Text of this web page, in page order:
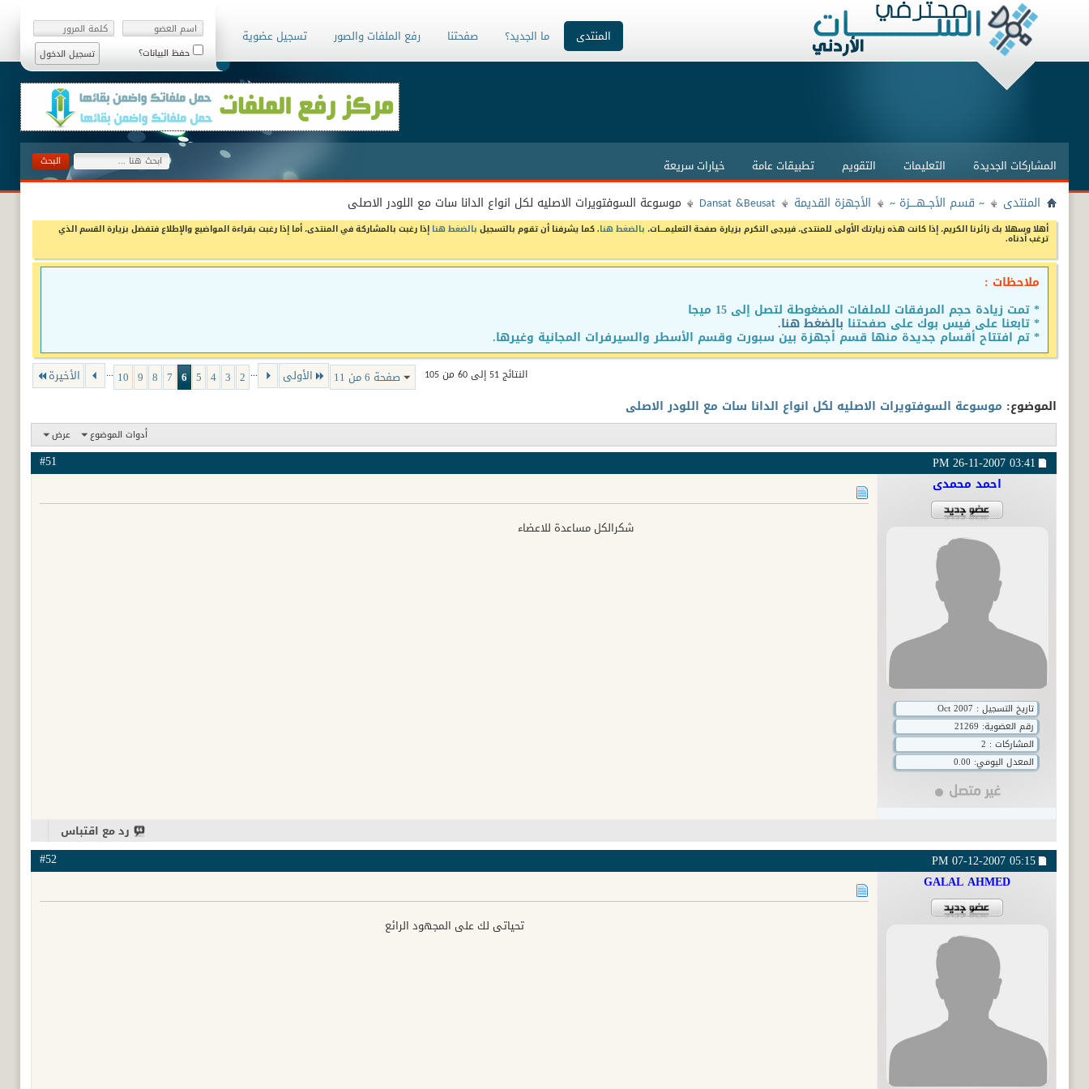
حفظ البيانات؟
المنتدى
المشاركات الجديدة التعليمات التقويم تطبيقات عامة خيارات سريعة
ما الجديد؟ صفحتنا رفع الملفات والصور تسجيل عضوية
المنتدى ~ قسم الأجــهــــزة ~ الأجهزة القديمة Dansat &Beusat موسوعة السوفتويرات الاصليه لكل انواع الدانا سات مع اللودر الاصلى
أهلا وسهلا بك زائرنا الكريم، إذا كانت هذه زيارتك الأولى للمنتدى، فيرجى التكرم بزيارة صفحة التعليمـــات، بالضغط هنا. كما يشرفنا أن تقوم بالتسجيل بالضغط هنا إذا رغبت بالمشاركة في المنتدى، أما إذا رغبت بقراءة المواضيع والإطلاع فتفضل بزيارة القسم الذي
ترغب أدناه.
ملاحظات :
* تمت زيادة حجم المرفقات للملفات المضغوطة لتصل إلى 15 ميجا
* تابعنا على فيس بوك على صفحتنا بالضغط هنا.
* تم افتتاح أقسام جديدة منها قسم أجهزة بين سبورت وقسم الأسطر والسيرفرات المجانية وغيرها.
صفحة 6 من 11 الأولى ...
2
3
4
5
6
7
8
9
10
... الأخيرة النتائج 51 إلى 60 من 105
الموضوع: موسوعة السوفتويرات الاصليه لكل انواع الدانا سات مع اللودر الاصلى
أدوات الموضوع عرض
26-11-200703:41 PM
#51
احمد محمدى
تاريخ التسجيل : Oct 2007
رقم العضوية:
المشاركات : 2
المعدل اليومي: 0.00
شكرالكل مساعدة للاعضاء
رد مع اقتباس
07-12-200705:15 PM
#52
GALAL AHMED
تحياتى لك على المجهود الرائع